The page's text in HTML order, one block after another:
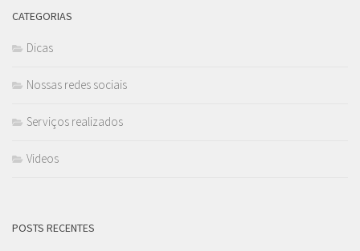
CATEGORIAS
Dicas
Nossas redes sociais
Serviços realizados
Videos
POSTS RECENTES